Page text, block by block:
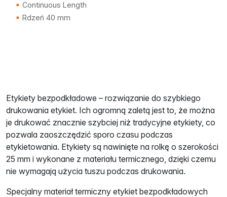
Continuous Length
Rdzeń 40 mm
Etykiety bezpodkładowe – rozwiązanie do szybkiego
drukowania etykiet. Ich ogromną zaletą jest to, że można
je drukować znacznie szybciej niż tradycyjne etykiety, co
pozwala zaoszczędzić sporo czasu podczas
etykietowania. Etykiety są nawinięte na rolkę o szerokości
25 mm i wykonane z materiału termicznego, dzięki czemu
nie wymagają użycia tuszu podczas drukowania.
Specjalny materiał termiczny etykiet bezpodkładowych